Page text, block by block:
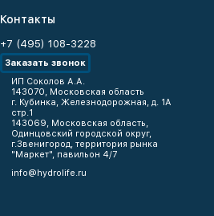
Контакты
+7 (495) 108-3228
Заказать звонок
ИП Соколов А.А.
143070, Московская область
г. Кубинка, Железнодорожная, д. 1А
стр.1
143069, Московская область,
Одинцовский городской округ,
г.Звенигород, территория рынка
"Маркет", павильон 4/7
info@hydrolife.ru